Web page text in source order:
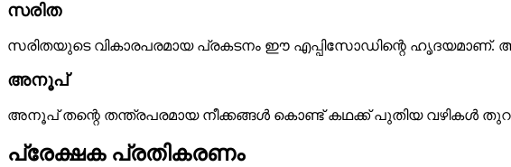
സരിത
സരിതയുടെ വികാരപരമായ പ്രകടനം ഈ എപ്പിസോഡിന്റെ
അനൂപ്
അനൂപ് തന്റെ തന്ത്രപരമായ നീക്കങ്ങൾ കൊണ്ട് കഥക്ക് പുതിയ വഴികൾ
പ്രേക്ഷക പ്രതികരണം